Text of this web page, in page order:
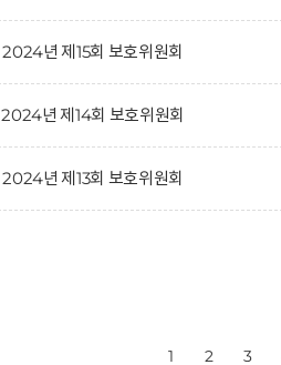
2024년 제15회 보호위원회
2024년 제14회 보호위원회
2024년 제13회 보호위원회
1 2 3